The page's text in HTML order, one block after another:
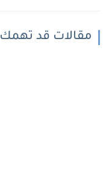
مقالات قد تهمك